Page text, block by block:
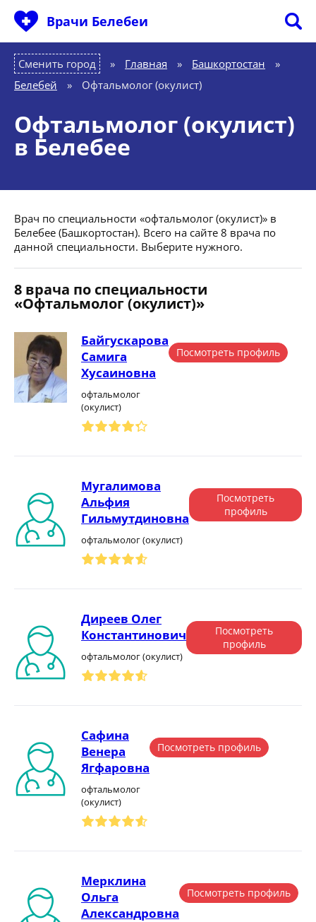
Врачи Белебеи
Сменить город Главная » Башкортостан
»
Белебей
» Офтальмолог (окулист)
Офтальмолог (окулист)
в Белебее
Врач по специальности «офтальмолог (окулист)» в
Белебее (Башкортостан). Всего на сайте 8 врача по
данной специальности. Выберите нужного.
8 врача по специальности
«Офтальмолог (окулист)»
Байгускарова
Самига
Хусаиновна
офтальмолог
(окулист)
Посмотреть профиль
Мугалимова
Альфия
Гильмутдиновна
офтальмолог (окулист)
Посмотреть
профиль
Диреев Олег
Константинович
офтальмолог (окулист)
Посмотреть
профиль
Сафина
Венера
Ягфаровна
офтальмолог
(окулист)
Посмотреть профиль
Мерклина
Ольга
Александровна
Посмотреть профиль